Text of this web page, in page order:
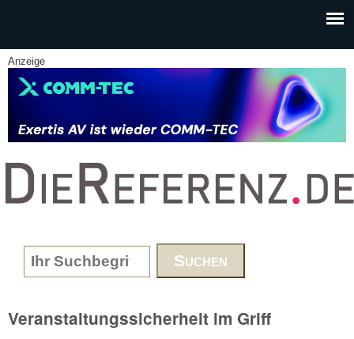
Anzeige
www.DieReferenz.de
Search form
Veranstaltungssicherheit im Griff